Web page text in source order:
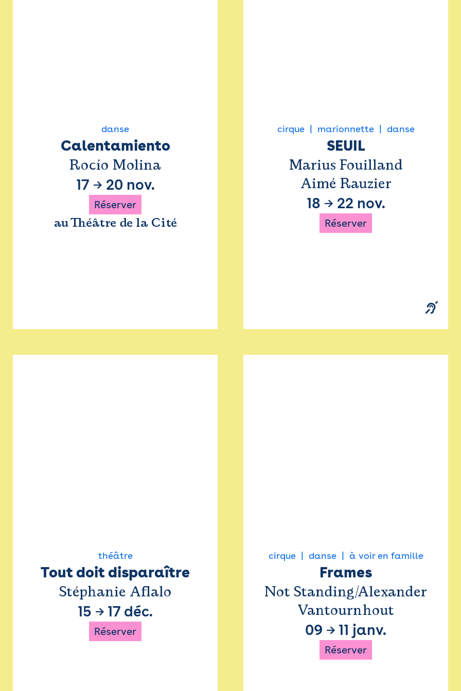
danse
Calentamiento
Rocío Molina
17 → 20 nov.
Réserver
au Théâtre de la Cité
cirque marionnette danse
SEUIL
Marius Fouilland
Aimé Rauzier
18 → 22 nov.
Réserver
théâtre
Tout doit disparaître
Stéphanie Aflalo
15 → 17 déc.
Réserver
cirque danse à voir en famille
Frames
Not Standing/Alexander
Vantournhout
09 → 11 janv.
Réserver